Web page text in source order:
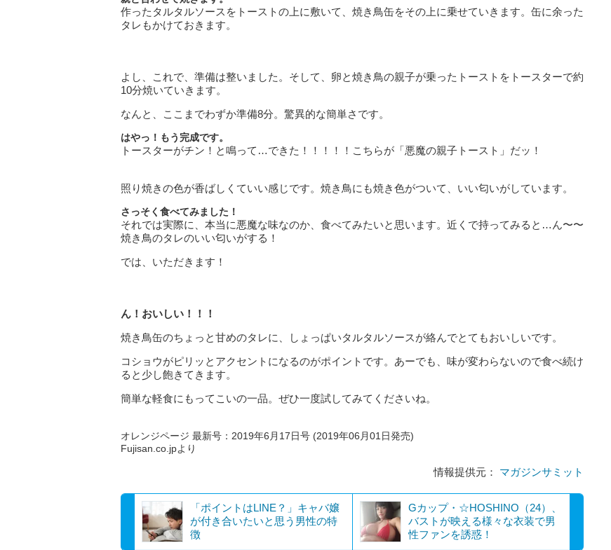
作ったタルタルソースをトーストの上に敷いて、焼き鳥缶をその上に乗せていきます。 缶に余った
タレもかけておきます。
よし、これで、準備は整いました。 そして、卵と焼き鳥の親子が乗ったトーストをトースターで約
10分焼いていきます。
なんと、ここまでわずか準備8分。驚異的な簡単さです。
はやっ！もう完成です。
トースターがチン！と鳴って…できた！！！！！こちらが「悪魔の親子トースト」だッ！
照り焼きの色が香ばしくていい感じです。 焼き鳥にも焼き色がついて、いい匂いがしています。
さっそく食べてみました！
それでは実際に、本当に悪魔な味なのか、食べてみたいと思います。 近くで持ってみると…ん〜〜
焼き鳥のタレのいい匂いがする！
では、いただきます！
ん！おいしい！！！
焼き鳥缶のちょっと甘めのタレに、
しょっぱいタルタルソースが絡んでとてもおいしいです。
コショウがピリッとアクセントになるのがポイントです。 あーでも、味が変わらないので食べ続け
ると少し飽きてきます。
簡単な軽食にもってこいの一品。 ぜひ一度試してみてくださいね。
オレンジページ 最新号：2019年6月17日号 (2019年06月01日発売)
Fujisan.co.jpより
情報提供元： マガジンサミット
「ポイントはLINE？」キャバ嬢
が付き合いたいと思う男性の特
徴
Gカップ・☆HOSHINO（24）、
バストが映える様々な衣装で男
性ファンを誘惑！